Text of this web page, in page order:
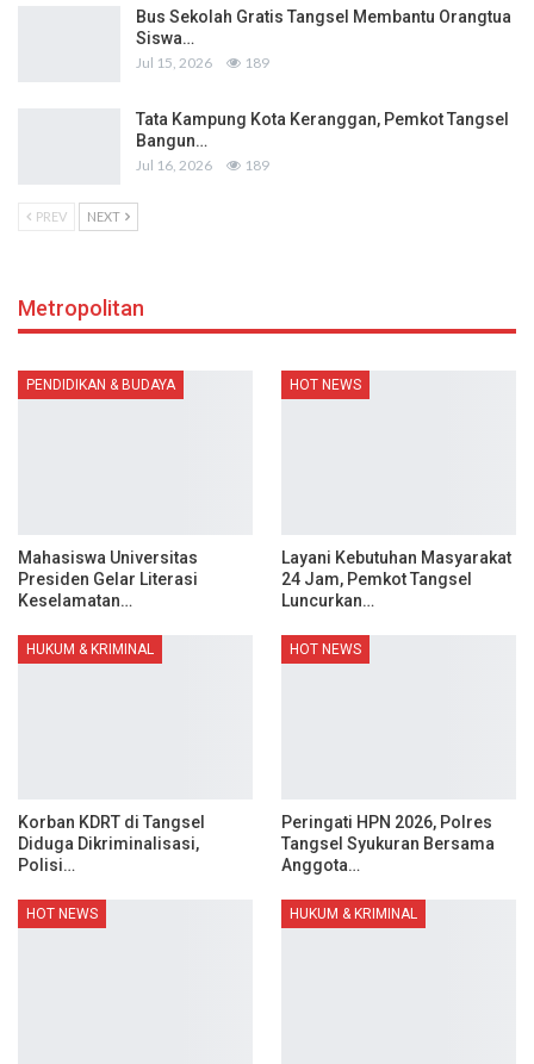
Bus Sekolah Gratis Tangsel Membantu Orangtua
Siswa…
Jul 15, 2026 189
Tata Kampung Kota Keranggan, Pemkot Tangsel
Bangun…
Jul 16, 2026 189
PREV NEXT
Metropolitan
PENDIDIKAN & BUDAYA
Mahasiswa Universitas
Presiden Gelar Literasi
Keselamatan…
HOT NEWS
Layani Kebutuhan Masyarakat
24 Jam, Pemkot Tangsel
Luncurkan…
HUKUM & KRIMINAL
Korban KDRT di Tangsel
Diduga Dikriminalisasi,
Polisi…
HOT NEWS
Peringati HPN 2026, Polres
Tangsel Syukuran Bersama
Anggota…
HOT NEWS HUKUM & KRIMINAL